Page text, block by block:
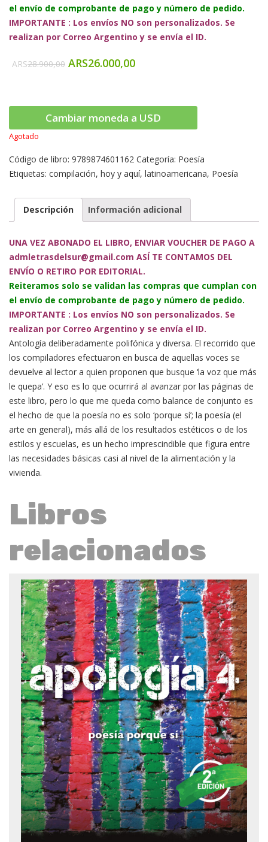
el envío de comprobante de pago y número de pedido.
IMPORTANTE : Los envíos NO son personalizados. Se
realizan por Correo Argentino y se envía el ID.
ARS28.900,00 ARS26.000,00
Cambiar moneda a USD
Agotado
Código de libro: 9789874601162 Categoría: Poesía
Etiquetas: compilación, hoy y aquí, latinoamericana, Poesía
Descripción Información adicional
UNA VEZ ABONADO EL LIBRO, ENVIAR VOUCHER DE PAGO A
admletrasdelsur@gmail.com ASÍ TE CONTAMOS DEL
ENVÍO O RETIRO POR EDITORIAL.
Reiteramos solo se validan las compras que cumplan con
el envío de comprobante de pago y número de pedido.
IMPORTANTE : Los envíos NO son personalizados. Se
realizan por Correo Argentino y se envía el ID.
Antología deliberadamente polifónica y diversa. El recorrido que
los compiladores efectuaron en busca de aquellas voces se
devuelve al lector a quien proponen que busque ‘la voz que más
le quepa’. Y eso es lo que ocurrirá al avanzar por las páginas de
este libro, pero lo que me queda como balance de conjunto es
el hecho de que la poesía no es solo ‘porque sí’; la poesía (el
arte en general), más allá de los resultados estéticos o de los
estilos y escuelas, es un hecho imprescindible que figura entre
las necesidades básicas casi al nivel de la alimentación y la
vivienda.
Libros
relacionados